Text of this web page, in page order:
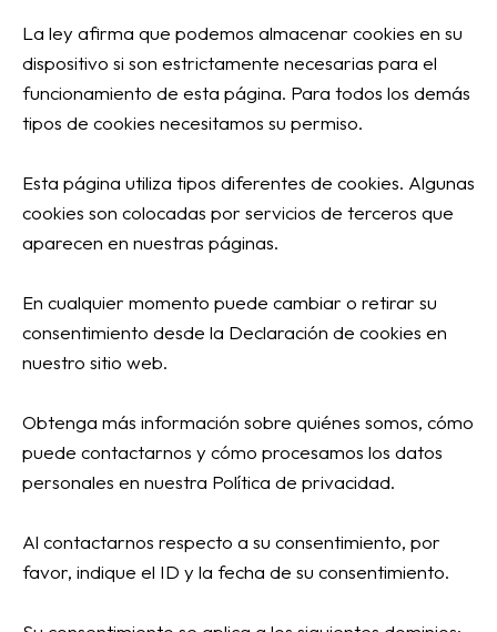
La ley afirma que podemos almacenar cookies en su
dispositivo si son estrictamente necesarias para el
funcionamiento de esta página. Para todos los demás
tipos de cookies necesitamos su permiso.
Esta página utiliza tipos diferentes de cookies. Algunas
cookies son colocadas por servicios de terceros que
aparecen en nuestras páginas.
En cualquier momento puede cambiar o retirar su
consentimiento desde la Declaración de cookies en
nuestro sitio web.
Obtenga más información sobre quiénes somos, cómo
puede contactarnos y cómo procesamos los datos
personales en nuestra Política de privacidad.
Al contactarnos respecto a su consentimiento, por
favor, indique el ID y la fecha de su consentimiento.